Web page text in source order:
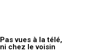
Pas vues à la télé,
ni chez le voisin